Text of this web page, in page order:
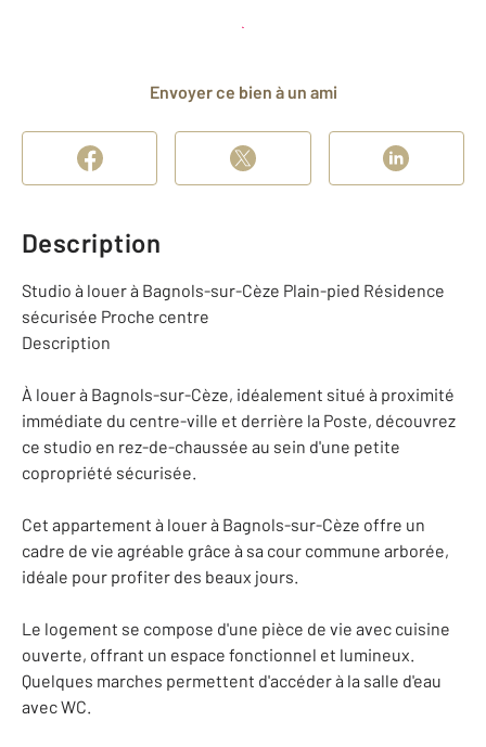
Envoyer ce bien à un ami
Description
Studio à louer à Bagnols-sur-Cèze Plain-pied Résidence
sécurisée Proche centre
Description
À louer à Bagnols-sur-Cèze, idéalement situé à proximité
immédiate du centre-ville et derrière la Poste, découvrez
ce studio en rez-de-chaussée au sein d'une petite
copropriété sécurisée.
Cet appartement à louer à Bagnols-sur-Cèze offre un
cadre de vie agréable grâce à sa cour commune arborée,
idéale pour profiter des beaux jours.
Le logement se compose d'une pièce de vie avec cuisine
ouverte, offrant un espace fonctionnel et lumineux.
Quelques marches permettent d'accéder à la salle d'eau
avec WC.